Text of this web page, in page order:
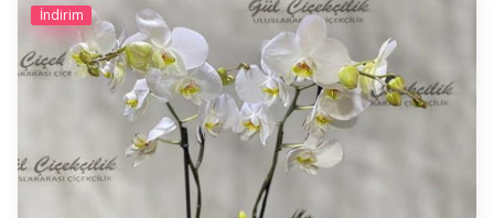
İndirim